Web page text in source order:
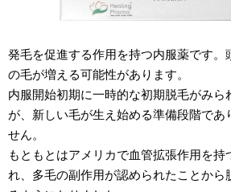
発毛を促進する作用を持つ内服薬です。
の毛が増える可能性があります。
内服開始初期に一時的な初期脱毛がみら
が、新しい毛が生え始める準備段階であ
せん。
もともとはアメリカで血管拡張作用を持
れ、多毛の副作用が認められたことから